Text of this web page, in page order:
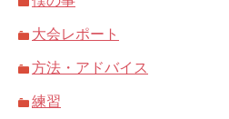
大会レポート
方法・アドバイス
練習